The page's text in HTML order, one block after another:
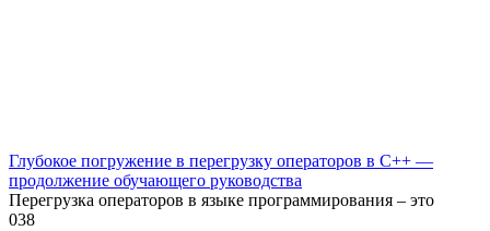
Глубокое погружение в перегрузку операторов в C++ —
продолжение обучающего руководства
Перегрузка операторов в языке программирования – это
038